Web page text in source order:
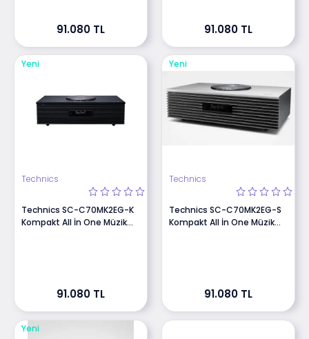
91.080 TL 91.080 TL
Yeni
Technics
Technics SC-C70MK2EG-K
Kompakt All İn One Müzik
91.080 TL
Yeni
Technics
Technics SC-C70MK2EG-S
Kompakt All İn One Müzik
91.080 TL
Yeni